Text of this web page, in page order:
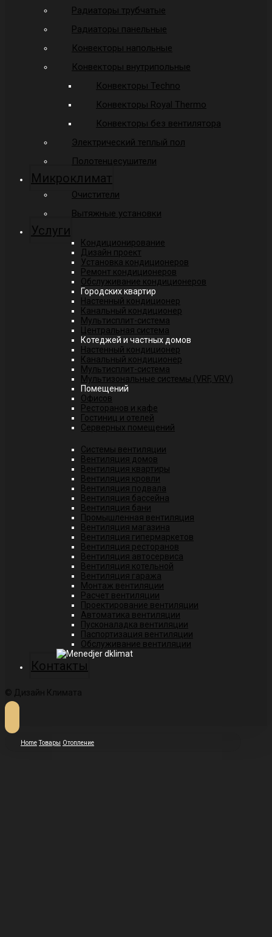
Радиаторы трубчатые
Радиаторы панельные
Конвекторы напольные
Конвекторы внутрипольные
Конвекторы Techno
Конвекторы Royal Thermo
Конвекторы без вентилятора
Электрический теплый пол
Полотенцесушители
Микроклимат
Очистители
Вытяжные установки
Услуги
Кондиционирование
Дизайн проект
Установка кондиционеров
Ремонт кондиционеров
Обслуживание кондиционеров
Городских квартир
Настенный кондиционер
Канальный кондиционер
Мультисплит-система
Центральная система
Котеджей и частных домов
Настенный кондиционер
Канальный кондиционер
Мультисплит-система
Мультизональные системы (VRF, VRV)
Помещений
Офисов
Ресторанов и кафе
Гостиниц и отелей
Серверных помещений
Системы вентиляции
Вентиляция домов
Вентиляция квартиры
Вентиляция кровли
Вентиляция подвала
Вентиляция бассейна
Вентиляция бани
Промышленная вентиляция
Вентиляция магазина
Вентиляция гипермаркетов
Вентиляция ресторанов
Вентиляция автосервиса
Вентиляция котельной
Вентиляция гаража
Монтаж вентиляции
Расчет вентиляции
Проектирование вентиляции
Автоматика вентиляции
Пусконаладка вентиляции
Паспортизация вентиляции
Обслуживание вентиляции
Контакты
© Дизайн Климата
Home Товары Отопление